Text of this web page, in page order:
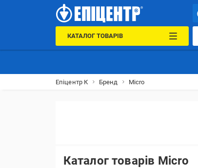
КАТАЛОГ ТОВАРІВ
Епіцентр К Бренд Micro
Каталог товарів Micro